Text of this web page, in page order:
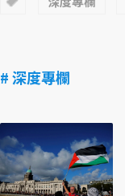
# 深度專欄